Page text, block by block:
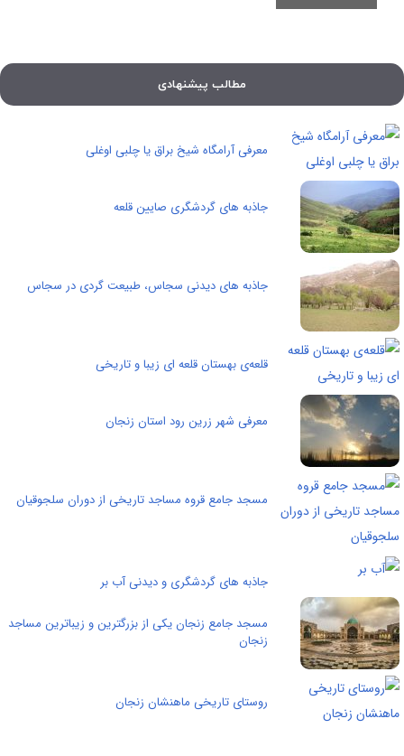
مطالب پیشنهادی
معرفی آرامگاه شیخ براق یا چلبی اوغلی
جاذبه های گردشگری صایین قلعه
جاذبه های دیدنی سجاس، طبیعت گردی در سجاس
قلعه‌ی بهستان قلعه ای زیبا و تاریخی
معرفی شهر زرین رود استان زنجان
مسجد جامع قروه مساجد تاریخی از دوران سلجوقیان
جاذبه های گردشگری و دیدنی آب بر
مسجد جامع زنجان یکی از بزرگترین و زیباترین مساجد
زنجان
روستای تاریخی ماهنشان زنجان